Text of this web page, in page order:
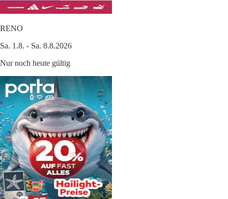
RENO
Sa. 1.8. - Sa. 8.8.2026
Nur noch heute gültig